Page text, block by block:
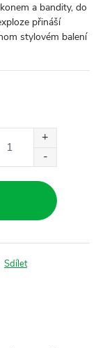
a bandity, do
přináší
stylovém balení
Sdílet